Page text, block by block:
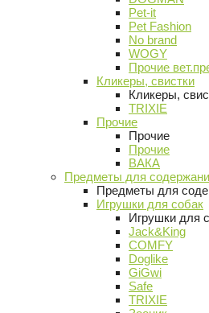
Pet-it
Pet Fashion
No brand
WOGY
Прочие
Кликеры, свистки
Кликеры,
TRIXIE
Прочие
Прочие
Прочие
ВАКА
Предметы для
Предметы для
Игрушки для собак
Игрушки для
Jack&King
COMFY
Doglike
GiGwi
Safe
TRIXIE